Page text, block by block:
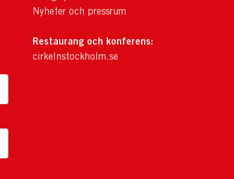
Nyheter och pressrum
Restaurang och konferens:
cirkelnstockholm.se